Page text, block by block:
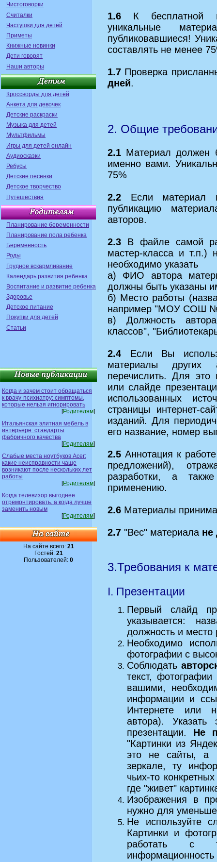
Чистоговорки
Считалки
Частушки для детей
Приметы
Книжные новинки
Дети говорят
Наши авторы
Кроссворды для детей
Анкета для девочек
Детские раскраски
Музыка для детей
Мультфильмы
Игры для детей онлайн
Аудиосказки
Ребусы
Детские песенки
Детское творчество
Путешествия
Планирование беременности
Планирование пола ребенка
Беременность
Роды
Грудное вскармливание
Календарь развития ребенка
Воспитание и развитие ребенка
Здоровье
Детское питание
Покупки для детей
Статьи
Когда и зачем стоит обращаться
к врачу-психиатру: симптомы,
которые нельзя игнорировать
[Родителям]
Итальянская элитная мебель в
интерьере: стандарты
фабричного качества
[Родителям]
Слабые места ноутбуков Acer:
какие неисправности чаще
возникают после нескольких лет
работы
[Родителям]
Когда телевизор выгоднее
отремонтировать, а когда лучше
заменить новым
[Родителям]
На сайте всего: 21
Гостей: 21
Пользователей: 0
1.6 К бесплатной
уникальные
публиковавшиеся!
составлять не менее
1.7 Проверка
дней.
2. Общие
2.1 Материал должен
именно вами.
75%
2.2 Если материал
публикацию
авторов.
2.3 В файле самой
мастер-класса и т.п.)
необходимо указать
а) ФИО автора
должны быть указаны
б) Место работы
например "МОУ СОШ
в) Должность
классов",
2.4 Если Вы
материалы других
перечислить. Для это
или слайде
использованных
страницы интернет-
изданий. Для
его название, номер
2.5 Аннотация к
предложений),
разработки, а
применению.
2.6 Материалы
2.7 "Вес" материала не
3.Требования к
I. Презентации
Первый слайд
указывается:
должность и место
Необходимо
фотографии с
Соблюдать
текст,
вашими,
информации и
Интернете или
автора).
презентации. Не
"Картинки из
это не сайты, а
зеркале, ту
чьих-то
где "живет"
Изображения в
нужно для
Не используйте
Картинки и
работать с